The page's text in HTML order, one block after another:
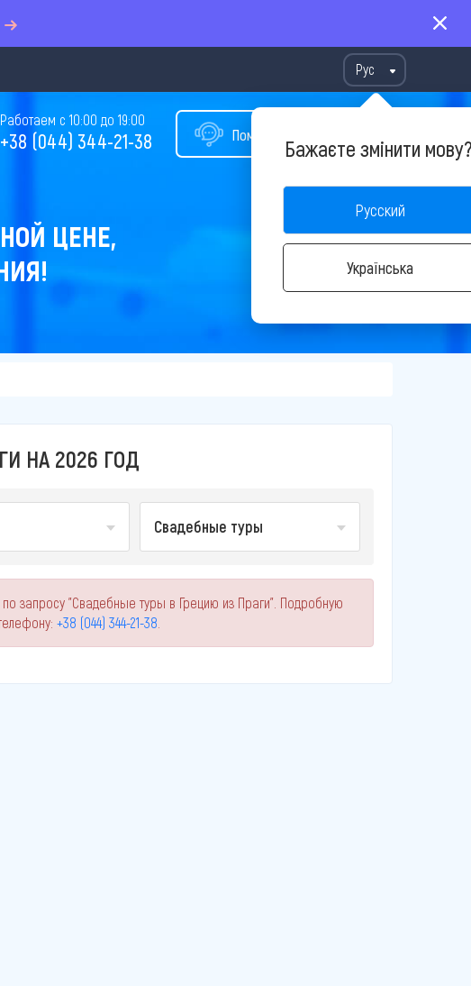
Рус
Бажаєте змінити
Русский
Українська
Помощь в подборе тура
Работаем с 10:00 до 19:00
+38 (044) 344-21-38
ЦЕНЕ,
НА 2026 ГОД
Свадебные туры
запросу "Свадебные туры в Грецию из Праги". Подробную
+38 (044) 344-21-38